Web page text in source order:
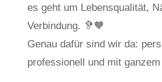
es geht um Lebensqualität,
Verbindung. 🦻🧡
Genau dafür sind wir da:
professionell und mit